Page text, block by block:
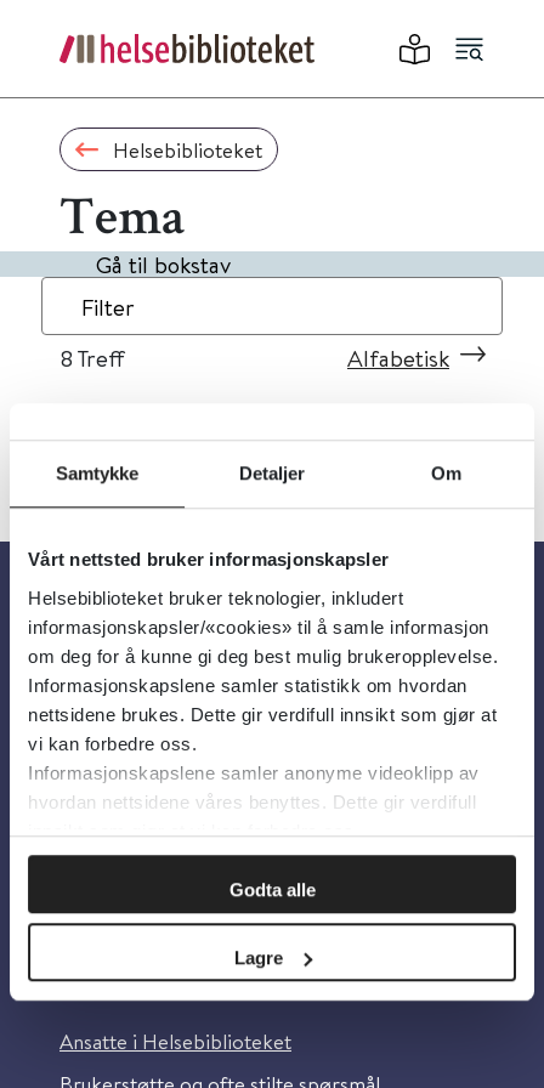
Samtykke Detaljer Om
Vårt nettsted bruker informasjonskapsler
Helsebiblioteket bruker teknologier, inkludert
informasjonskapsler/«cookies» til å samle informasjon
om deg for å kunne gi deg best mulig brukeropplevelse.
Informasjonskapslene samler statistikk om hvordan
nettsidene brukes. Dette gir verdifull innsikt som gjør at
vi kan forbedre oss.
Informasjonskapslene samler anonyme videoklipp av
hvordan nettsidene våres benyttes. Dette gir verdifull
innsikt som gjør at vi kan forbedre oss.
Godta alle
Lagre
Helsebiblioteket
Tema
Gå til bokstav
Filter
8 Treff Alfabetisk
Om oss
Om Helsebiblioteket
Personvern og informasjonskapsler
Tilgjengelighetserklæring
Information in English
Ansatte i Helsebiblioteket